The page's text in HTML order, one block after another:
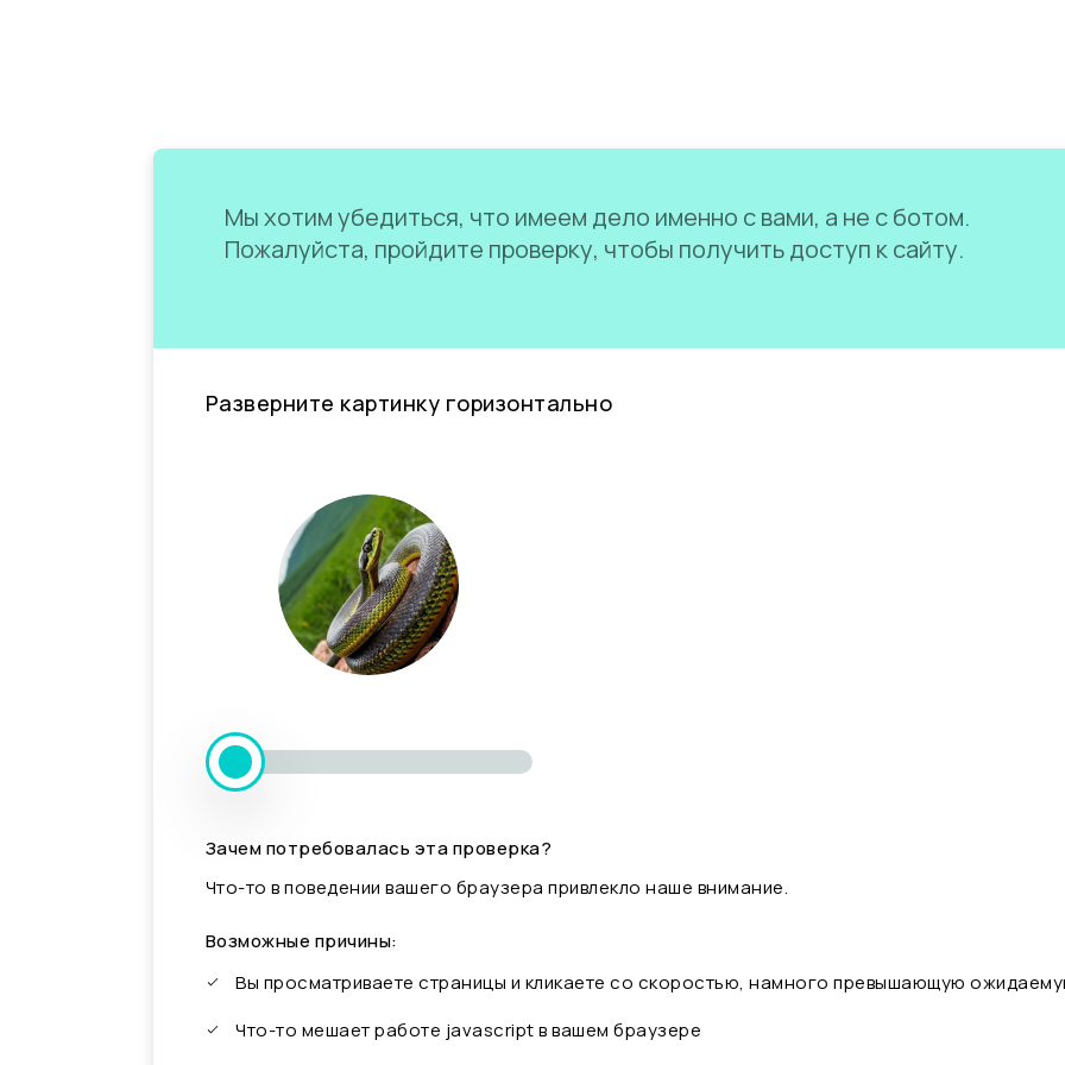
Мы хотим убедиться, что имеем дело именно с вами, а не с ботом.
Пожалуйста, пройдите проверку, чтобы получить доступ к сайту.
Разверните картинку горизонтально
Зачем потребовалась эта проверка?
Что-то в поведении вашего браузера привлекло наше внимание.
Возможные причины:
Вы просматриваете страницы и кликаете со скоростью, намного превышающую
Что-то мешает работе javascript в вашем браузере